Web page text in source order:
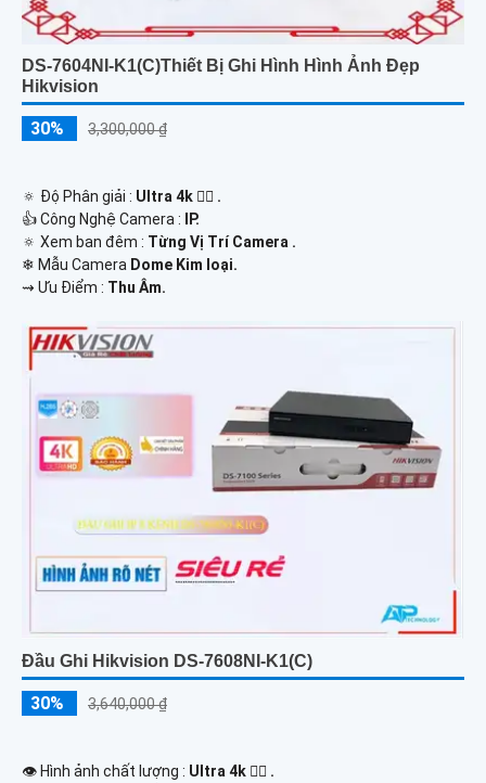
DS-7604NI-K1(C)Thiết Bị Ghi Hình Hình Ảnh Đẹp
Hikvision
30% 3,300,000 ₫
🔅 Độ Phân giải : Ultra 4k 👍🏾 .
👍 Công Nghệ Camera :
IP.
🔅 Xem ban đêm : Từng Vị Trí Camera .
❄ Mẫu Camera Dome Kim loại.
️⇝ Ưu Điểm : Thu Âm.
Đầu Ghi Hikvision DS-7608NI-K1(C)
30% 3,640,000 ₫
👁 Hình ảnh chất lượng : Ultra 4k 👍🏾 .